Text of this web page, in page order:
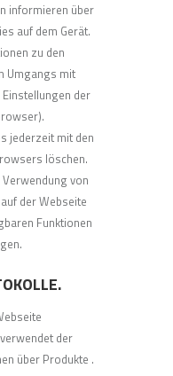
informieren über
auf dem Gerät.
zu den
Umgangs mit
der
jederzeit mit den
löschen.
von
der Webseite
Funktionen
der
über Produkte .